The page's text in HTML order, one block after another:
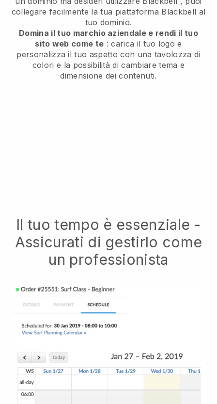
collegare facilmente la tua piattaforma Blackbell al
tuo dominio.
Domina il tuo marchio aziendale e rendi il tuo
sito web come te : carica il tuo logo e
personalizza il tuo aspetto con una tavolozza di
colori e la possibilità di cambiare tema e
dimensione dei contenuti.
Il tuo tempo è essenziale -
Assicurati di gestirlo come
un professionista